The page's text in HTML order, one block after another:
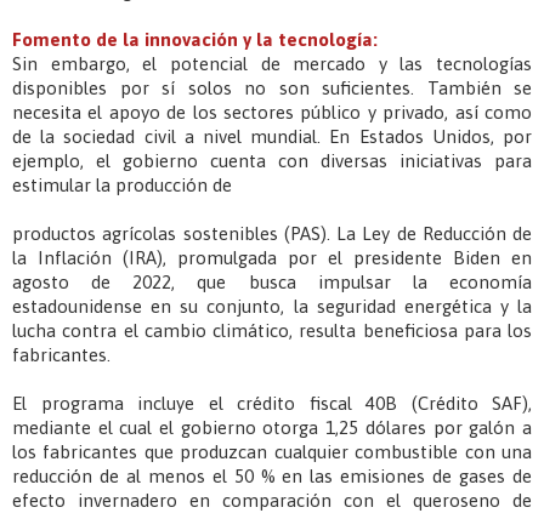
Fomento de la innovación y la tecnología:
Sin embargo, el potencial de mercado y las tecnologías
disponibles por sí solos no son suficientes. También se
necesita el apoyo de los sectores público y privado, así como
de la sociedad civil a nivel mundial. En Estados Unidos, por
ejemplo, el gobierno cuenta con diversas iniciativas para
estimular la producción de
productos agrícolas sostenibles (PAS). La Ley de Reducción de
la Inflación (IRA), promulgada por el presidente Biden en
agosto de 2022, que busca impulsar la economía
estadounidense en su conjunto, la seguridad energética y la
lucha contra el cambio climático, resulta beneficiosa para los
fabricantes.
El programa incluye el crédito fiscal 40B (Crédito SAF),
mediante el cual el gobierno otorga 1,25 dólares por galón a
los fabricantes que produzcan cualquier combustible con una
reducción de al menos el 50 % en las emisiones de gases de
efecto invernadero en comparación con el queroseno de